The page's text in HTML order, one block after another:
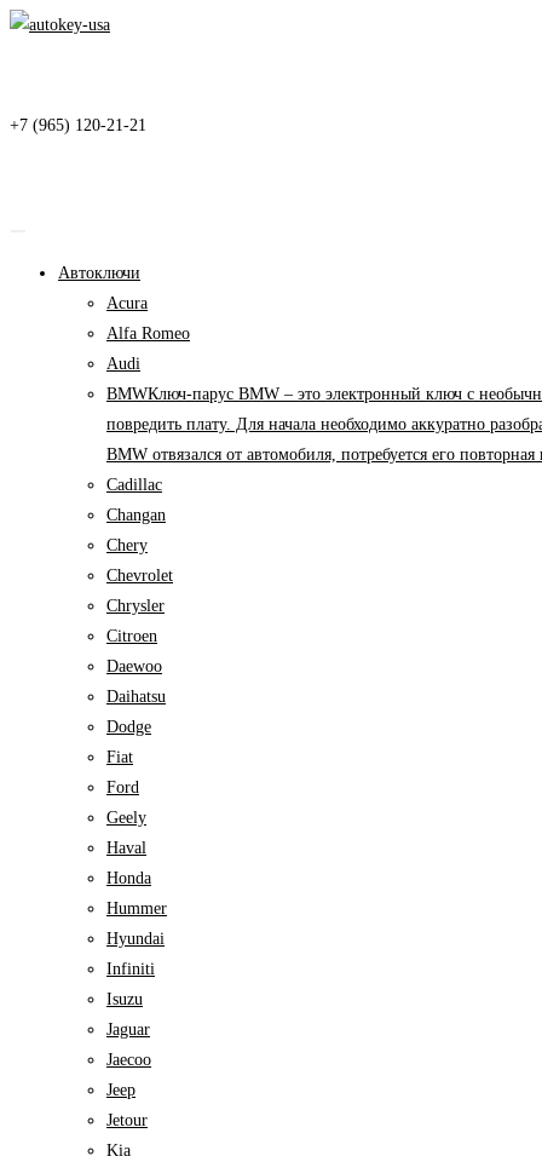
Перейти
+7 (965) 120-21-21
Автоключи
Acura
Alfa Romeo
Audi
BMWКлюч-парус BMW – это электронный ключ с
повредить плату. Для начала необходимо аккуратно
BMW отвязался от автомобиля, потребуется его
Cadillac
Changan
Chery
Chevrolet
Chrysler
Citroen
Daewoo
Daihatsu
Dodge
Fiat
Ford
Geely
Haval
Honda
Hummer
Hyundai
Infiniti
Isuzu
Jaguar
Jaecoo
Jeep
Jetour
Kia